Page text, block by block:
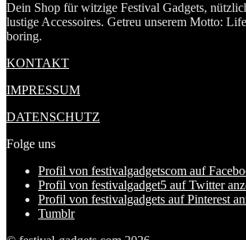
Dein Shop für witzige Festival Gadgets,
lustige Accessoires. Getreu unserem Motto:
boring.
KONTAKT
IMPRESSUM
DATENSCHUTZ
Folge uns
Profil von festivalgadgetscom auf
Profil von festivalgadget5 auf Twitter
Profil von festivalgadgets auf Pinterest
Tumblr